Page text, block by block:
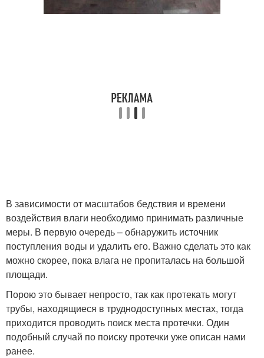
В зависимости от масштабов бедствия и времени
воздействия влаги необходимо принимать различные
меры. В первую очередь – обнаружить источник
поступления воды и удалить его. Важно сделать это как
можно скорее, пока влага не пропиталась на большой
площади.
Порою это бывает непросто, так как протекать могут
трубы, находящиеся в труднодоступных местах, тогда
приходится проводить поиск места протечки. Один
подобный случай по поиску протечки уже описан нами
ранее.